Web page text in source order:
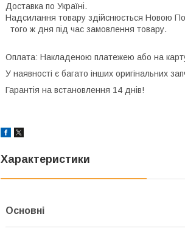
Доставка по Україні.
Надсилання товару здійснюється Новою
того ж дня під час замовлення товару.
Оплата: Накладеною платежею або на
У наявності є багато інших оригінальних
Гарантія на встановлення 14 днів!
Характеристики
Основні